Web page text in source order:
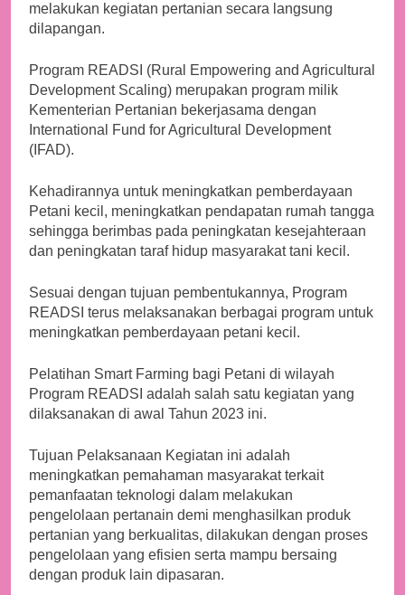
melakukan kegiatan pertanian secara langsung
dilapangan.
Program READSI (Rural Empowering and Agricultural
Development Scaling) merupakan program milik
Kementerian Pertanian bekerjasama dengan
International Fund for Agricultural Development
(IFAD).
Kehadirannya untuk meningkatkan pemberdayaan
Petani kecil, meningkatkan pendapatan rumah tangga
sehingga berimbas pada peningkatan kesejahteraan
dan peningkatan taraf hidup masyarakat tani kecil.
Sesuai dengan tujuan pembentukannya, Program
READSI terus melaksanakan berbagai program untuk
meningkatkan pemberdayaan petani kecil.
Pelatihan Smart Farming bagi Petani di wilayah
Program READSI adalah salah satu kegiatan yang
dilaksanakan di awal Tahun 2023 ini.
Tujuan Pelaksanaan Kegiatan ini adalah
meningkatkan pemahaman masyarakat terkait
pemanfaatan teknologi dalam melakukan
pengelolaan pertanain demi menghasilkan produk
pertanian yang berkualitas, dilakukan dengan proses
pengelolaan yang efisien serta mampu bersaing
dengan produk lain dipasaran.